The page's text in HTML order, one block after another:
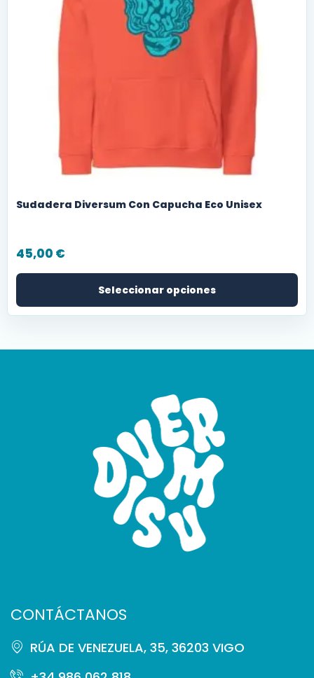
Sudadera Diversum Con Capucha Eco Unisex
45,00 €
Seleccionar opciones
CONTÁCTANOS
RÚA DE VENEZUELA, 35, 36203 VIGO